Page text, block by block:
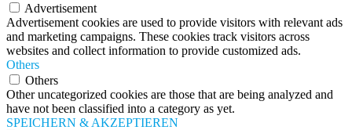
Advertisement
Advertisement cookies are used to provide visitors with relevant ads
and marketing campaigns. These cookies track visitors across
websites and collect information to provide customized ads.
Others
Others
Other uncategorized cookies are those that are being analyzed and
have not been classified into a category as yet.
SPEICHERN & AKZEPTIEREN